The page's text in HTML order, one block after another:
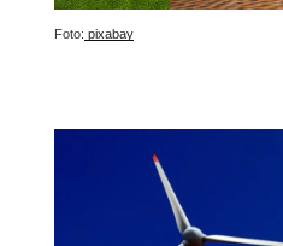
Foto: pixabay